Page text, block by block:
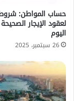
حساب المواطن: شروط
لعقود الإيجار
اليوم
26 سبتمبر، 2025